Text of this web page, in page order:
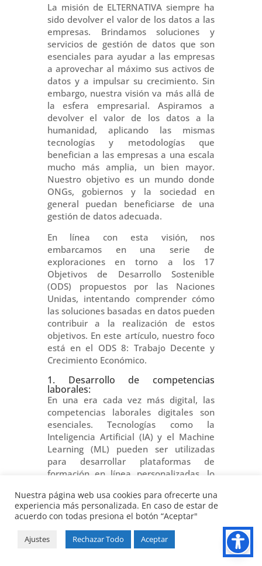
La misión de ELTERNATIVA siempre ha
sido devolver el valor de los datos a las
empresas. Brindamos soluciones y
servicios de gestión de datos que son
esenciales para ayudar a las empresas
a aprovechar al máximo sus activos de
datos y a impulsar su crecimiento. Sin
embargo, nuestra visión va más allá de
la esfera empresarial. Aspiramos a
devolver el valor de los datos a la
humanidad, aplicando las mismas
tecnologías y metodologías que
benefician a las empresas a una escala
mucho más amplia, un bien mayor.
Nuestro objetivo es un mundo donde
ONGs, gobiernos y la sociedad en
general puedan beneficiarse de una
gestión de datos adecuada.
En línea con esta visión, nos
embarcamos en una serie de
exploraciones en torno a los 17
Objetivos de Desarrollo Sostenible
(ODS) propuestos por las Naciones
Unidas, intentando comprender cómo
las soluciones basadas en datos pueden
contribuir a la realización de estos
objetivos. En este artículo, nuestro foco
está en el ODS 8: Trabajo Decente y
Crecimiento Económico.
1. Desarrollo de competencias
laborales:
En una era cada vez más digital, las
competencias laborales digitales son
esenciales. Tecnologías como la
Inteligencia Artificial (IA) y el Machine
Learning (ML) pueden ser utilizadas
para desarrollar plataformas de
formación en línea personalizadas, lo
aprendizaje más eficiente y productivo.
Los programas de capacitación pueden
ser adaptados para satisfacer las
necesidades individuales y las
deficiencias de habilidades se pueden
Nuestra página web usa cookies para ofrecerte una
experiencia más personalizada. En caso de estar de
acuerdo con todas presiona el botón “Aceptar"
Ajustes Rechazar Todo Aceptar